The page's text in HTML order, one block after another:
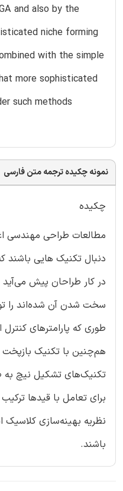
and also by the
niche forming
with the simple
more sophisticated
such methods
نمونه چکیده ترجمه متن فارسی
چکیده
مطالعات طراحی مهندسی
دنبال تکنیک هایی باشند
سخت شدن آن شده‌اند را
طوری که پارامترهای
هم‌چنین با تکنیک بازپخت
تکنیک‌های تشکیل نیچ به
برای تعامل با قیدها
نظریه بهینه‌سازی کلاسیک
باشند.